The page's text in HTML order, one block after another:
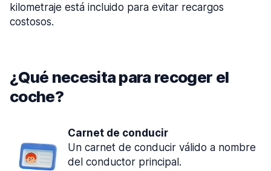
kilometraje está incluido para evitar recargos
costosos.
¿Qué necesita para recoger el
coche?
Carnet de conducir
Un carnet de conducir válido a nombre
del conductor principal.